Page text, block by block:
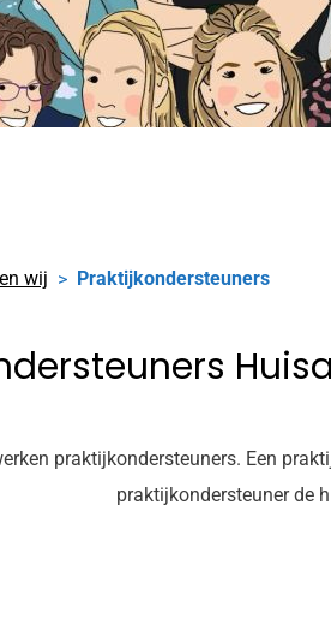
wij Praktijkondersteuners
praktijkondersteuners. Een
praktijkondersteuner de